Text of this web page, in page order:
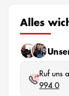
Alles
Ruf uns
994 0